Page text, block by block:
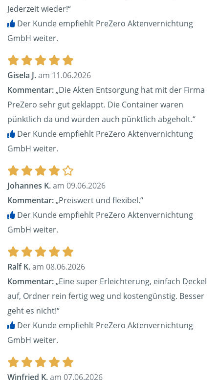
Jederzeit wieder!“
Der Kunde empfiehlt PreZero Aktenvernichtung
GmbH weiter.
Gisela J.am 11.06.2026
Kommentar:„Die Akten Entsorgung hat mit der Firma
PreZero sehr gut geklappt. Die Container waren
pünktlich da und wurden auch pünktlich abgeholt.“
Der Kunde empfiehlt PreZero Aktenvernichtung
GmbH weiter.
Johannes K.am 09.06.2026
Kommentar:„Preiswert und flexibel.“
Der Kunde empfiehlt PreZero Aktenvernichtung
GmbH weiter.
Ralf K.am 08.06.2026
Kommentar:„Eine super Erleichterung, einfach Deckel
auf, Ordner rein fertig weg und kostengünstig. Besser
geht es nicht!“
Der Kunde empfiehlt PreZero Aktenvernichtung
GmbH weiter.
Winfried K.am 07.06.2026